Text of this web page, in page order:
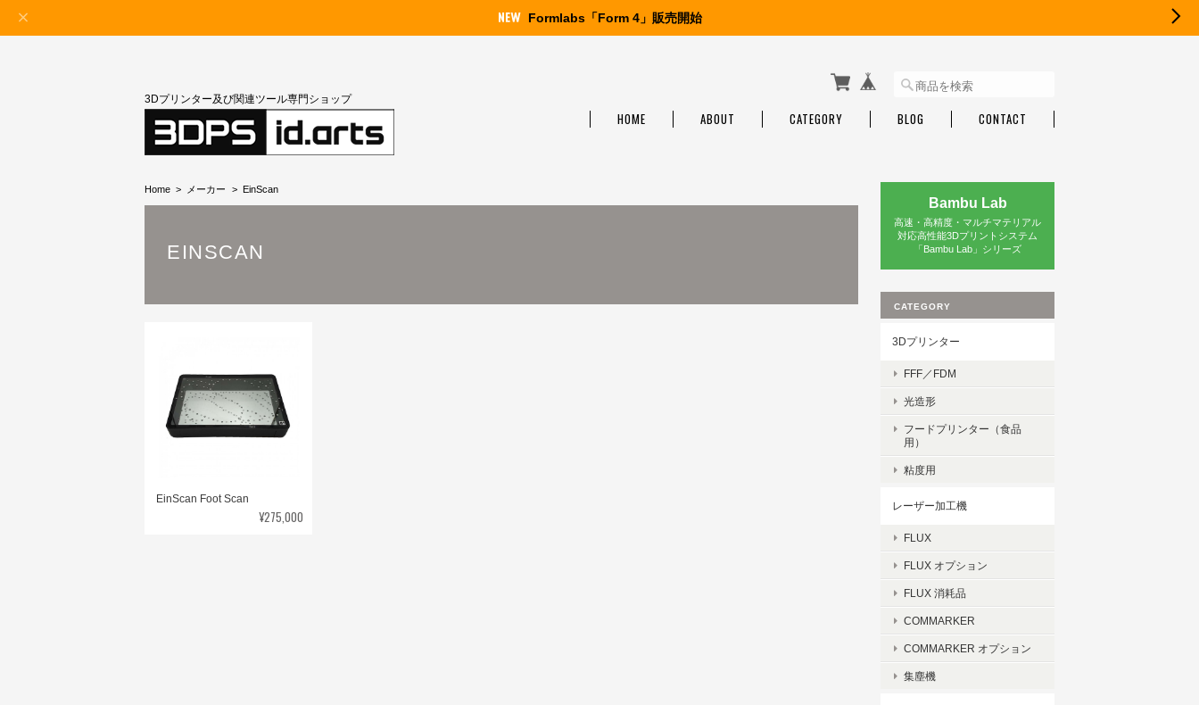
Formlabs「Form 4」販売開始
3Dプリンター及び関連ツール専門ショップ
HOME ABOUT CATEGORY BLOG CONTACT
Home メーカー EinScan
EINSCAN
EinScan Foot Scan
¥275,000
Bambu Lab
高速・高精度・マルチマテリアル
対応高性能3Dプリントシステム
「Bambu Lab」シリーズ
CATEGORY
3Dプリンター
FFF／FDM
光造形
フードプリンター（食品
用）
粘度用
レーザー加工機
FLUX
FLUX オプション
FLUX 消耗品
COMMARKER
COMMARKER オプション
集塵機